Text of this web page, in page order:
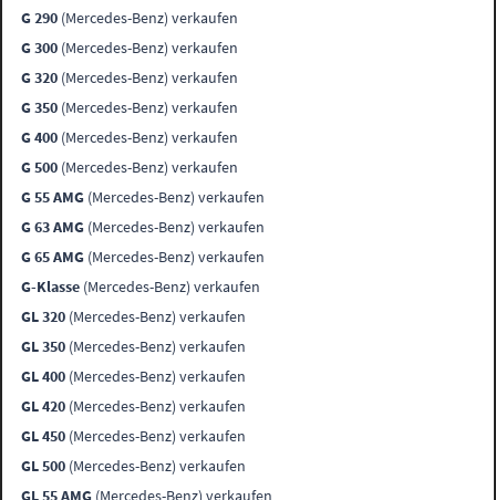
G 290 (Mercedes-Benz) verkaufen
G 300 (Mercedes-Benz) verkaufen
G 320 (Mercedes-Benz) verkaufen
G 350 (Mercedes-Benz) verkaufen
G 400 (Mercedes-Benz) verkaufen
G 500 (Mercedes-Benz) verkaufen
G 55 AMG (Mercedes-Benz) verkaufen
G 63 AMG (Mercedes-Benz) verkaufen
G 65 AMG (Mercedes-Benz) verkaufen
G-Klasse (Mercedes-Benz) verkaufen
GL 320 (Mercedes-Benz) verkaufen
GL 350 (Mercedes-Benz) verkaufen
GL 400 (Mercedes-Benz) verkaufen
GL 420 (Mercedes-Benz) verkaufen
GL 450 (Mercedes-Benz) verkaufen
GL 500 (Mercedes-Benz) verkaufen
GL 55 AMG (Mercedes-Benz) verkaufen